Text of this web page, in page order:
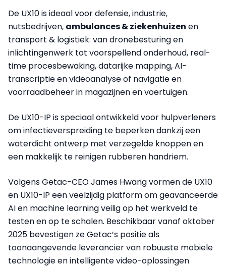
De UX10 is ideaal voor defensie, industrie,
nutsbedrijven, ambulances & ziekenhuizen en
transport & logistiek: van dronebesturing en
inlichtingenwerk tot voorspellend onderhoud, real-
time procesbewaking, datarijke mapping, AI-
transcriptie en videoanalyse of navigatie en
voorraadbeheer in magazijnen en voertuigen.
De UX10-IP is speciaal ontwikkeld voor hulpverleners
om infectieverspreiding te beperken dankzij een
waterdicht ontwerp met verzegelde knoppen en
een makkelijk te reinigen rubberen handriem.
Volgens Getac-CEO James Hwang vormen de UX10
en UX10-IP een veelzijdig platform om geavanceerde
AI en machine learning veilig op het werkveld te
testen en op te schalen. Beschikbaar vanaf oktober
2025 bevestigen ze Getac’s positie als
toonaangevende leverancier van robuuste mobiele
technologie en intelligente video-oplossingen